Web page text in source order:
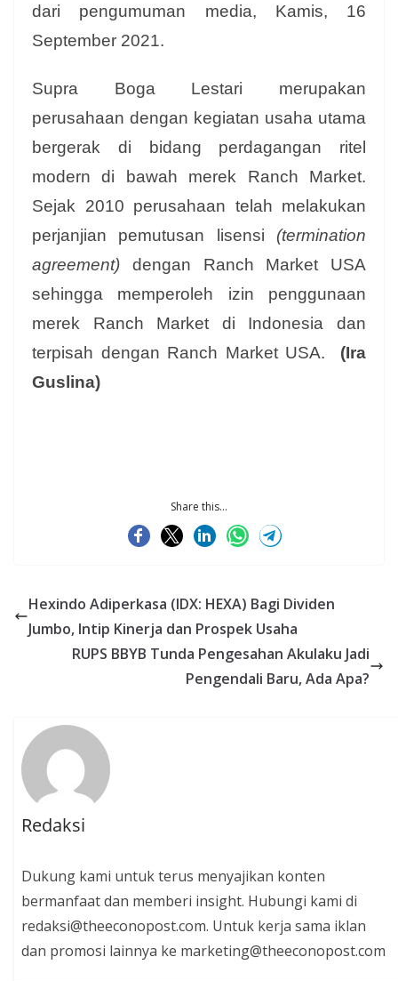
dari pengumuman media, Kamis, 16
September 2021.
Supra Boga Lestari merupakan
perusahaan dengan kegiatan usaha utama
bergerak di bidang perdagangan ritel
modern di bawah merek Ranch Market.
Sejak 2010 perusahaan telah melakukan
perjanjian pemutusan lisensi (termination
agreement) dengan Ranch Market USA
sehingga memperoleh izin penggunaan
merek Ranch Market di Indonesia dan
terpisah dengan Ranch Market USA. (Ira
Guslina)
Share this...
Hexindo Adiperkasa (IDX: HEXA) Bagi Dividen
Jumbo, Intip Kinerja dan Prospek Usaha
RUPS BBYB Tunda Pengesahan Akulaku Jadi
Pengendali Baru, Ada Apa?
Redaksi
Dukung kami untuk terus menyajikan konten
bermanfaat dan memberi insight. Hubungi kami di
redaksi@theeconopost.com. Untuk kerja sama iklan
dan promosi lainnya ke marketing@theeconopost.com